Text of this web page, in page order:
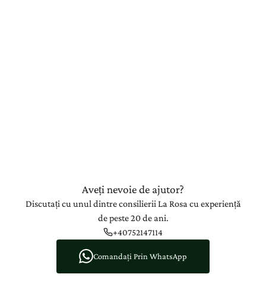
Aveți nevoie de ajutor?
Discutați cu unul dintre consilierii La Rosa cu experiență
de peste 20 de ani.
+40752147114
Comandați Prin WhatsApp